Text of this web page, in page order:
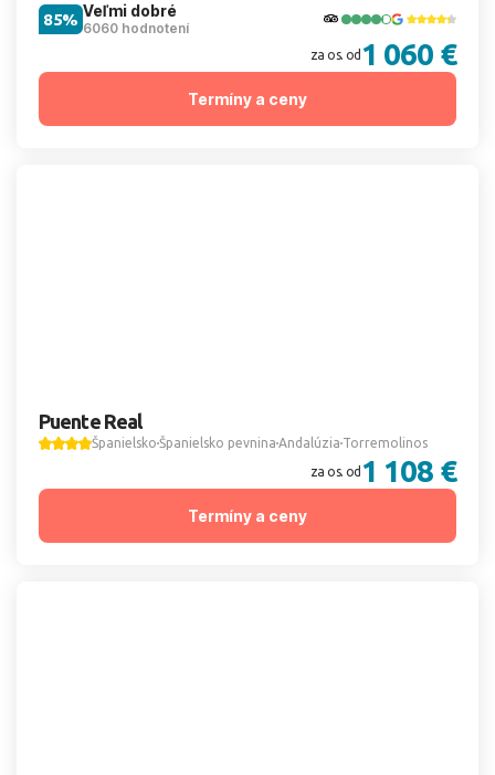
Veľmi dobré
6060 hodnotení
85%
za os. od 1 060 €
Termíny a ceny
Puente Real
Španielsko Španielsko pevnina Andalúzia Torremolinos
za os. od 1 108 €
Termíny a ceny